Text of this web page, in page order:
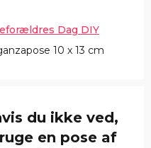
10 x 13 cm
du ikke ved,
en pose af